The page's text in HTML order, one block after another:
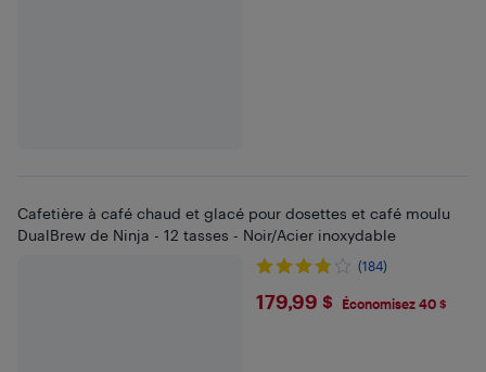
Cafetière à café chaud et glacé pour dosettes et café moulu
DualBrew de Ninja - 12 tasses - Noir/Acier inoxydable
(184)
$179.99
179,99 $ Économisez 40 $